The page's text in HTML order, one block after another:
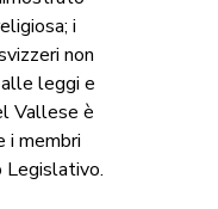
i
non
leggi e
Vallese è
i membri
Legislativo.